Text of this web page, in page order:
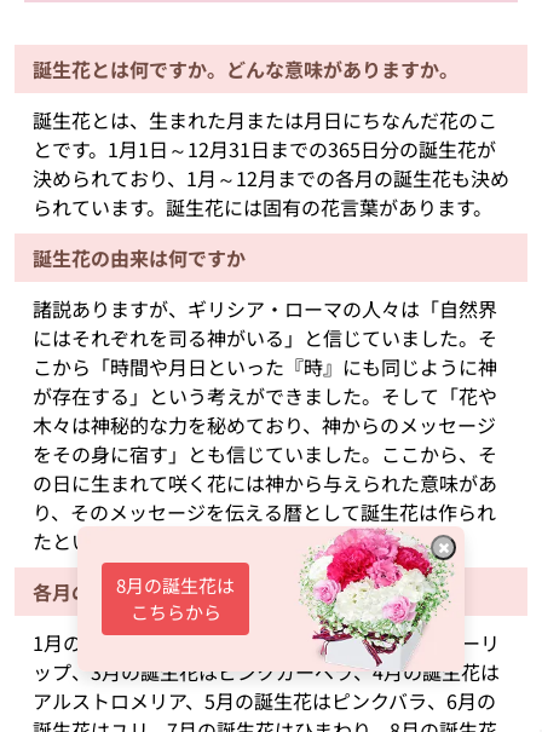
誕生花とは何ですか。どんな意味がありますか。
誕生花とは、生まれた月または月日にちなんだ花のこ
とです。1月1日～12月31日までの365日分の誕生花が
決められており、1月～12月までの各月の誕生花も決め
られています。誕生花には固有の花言葉があります。
誕生花の由来は何ですか
諸説ありますが、ギリシア・ローマの人々は「自然界
にはそれぞれを司る神がいる」と信じていました。そ
こから「時間や月日といった『時』にも同じように神
が存在する」という考えができました。そして「花や
木々は神秘的な力を秘めており、神からのメッセージ
をその身に宿す」とも信じていました。ここから、そ
の日に生まれて咲く花には神から与えられた意味があ
り、そのメッセージを伝える暦として誕生花は作られ
たといわれています。
各月の誕生花が知りたいです
1月の誕生花はスイートピー、2月の誕生花はチューリ
ップ、3月の誕生花はピンクガーベラ、4月の誕生花は
アルストロメリア、5月の誕生花はピンクバラ、6月の
8月の誕生花は
こちらから